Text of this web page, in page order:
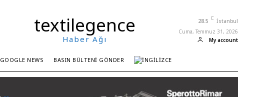
textilegence
Haber Ağı
28.5 C İstanbul
Cuma, Temmuz 31, 2026
My account
GOOGLE NEWS BASIN BÜLTENI GÖNDER